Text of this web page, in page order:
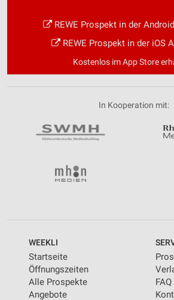
REWE Prospekt in der
REWE Prospekt in der iOS
Kostenlos im App Store
In Kooperation mit:
WEEKLI
Startseite
Öffnungszeiten
Alle Prospekte
Angebote
FAQ